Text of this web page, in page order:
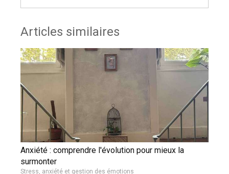
Articles similaires
Anxiété : comprendre l'évolution pour mieux la
surmonter
Stress, anxiété et gestion des émotions